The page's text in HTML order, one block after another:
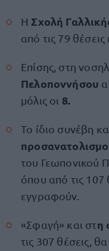
H Σχολή
από τις 79
Επίσης, στη
Πελοποννήσου
μόλις οι 8.
Το ίδιο συνέβη
του Γεωπονικού
όπου από τις 107
εγγραφούν.
«Σφαγή» και στη
τις 307 θέσεις,